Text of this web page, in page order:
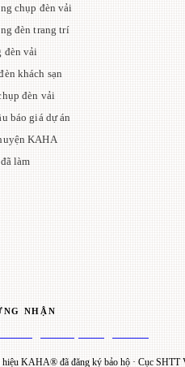
chụp đèn vải
đèn trang trí
đèn vải
khách sạn
đèn vải
báo giá dự án
KAHA
làm
NHẬN
hiệu KAHA® đã đăng ký bảo hộ · Cục SHTT